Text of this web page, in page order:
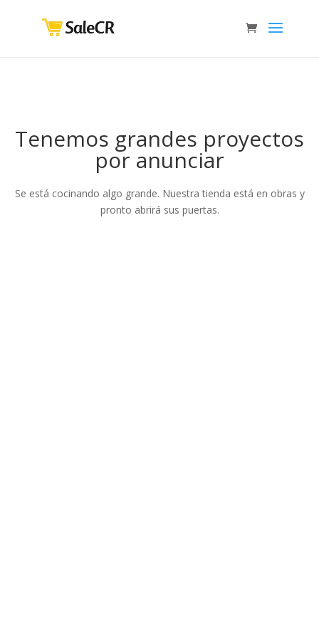
Tenemos grandes proyectos
por anunciar
Se está cocinando algo grande. Nuestra tienda está en obras y
pronto abrirá sus puertas.